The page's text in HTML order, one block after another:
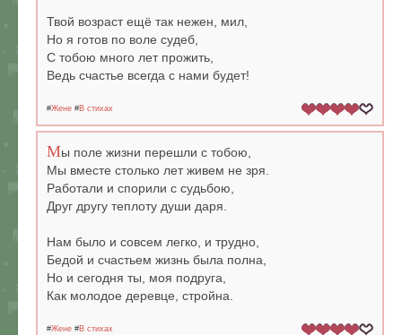
Твой возраст ещё так нежен, мил,
Но я готов по воле судеб,
С тобою много лет прожить,
Ведь счастье всегда с нами будет!
#Жене #В стихах
Мы поле жизни перешли с тобою,
Мы вместе столько лет живем не зря.
Работали и спорили с судьбою,
Друг другу теплоту души даря.
Нам было и совсем легко, и трудно,
Бедой и счастьем жизнь была полна,
Но и сегодня ты, моя подруга,
Как молодое деревце, стройна.
#Жене #В стихах